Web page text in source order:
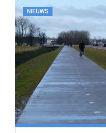
NIEUWS